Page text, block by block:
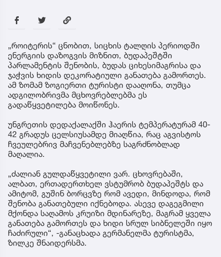
„როიტერის“ ცნობით, სიცხის ტალღის პერიოდში
ენერგიის დაზოგვის მიზნით, ბუდაპეშტში
პარლამენტის შენობის, ბუდას ციხესიმაგრისა და
ჯაჭვის ხიდის დეკორატიული განათება გამორთეს.
ამ ზომამ ზოგიერთი ტურისტი დააღონა, თუმცა
ადგილობრივმა მცხოვრებლებმა ეს
გადაწყვეტილება მოიწონეს.
უნგრეთის დედაქალაქში ჰაერის ტემპერატურამ 40-
42 გრადუს ცელსიუსამდე მიაღწია, რაც აგვისტოს
ჩვეულებრივ მაჩვენებლებზე საგრძნობლად
მაღალია.
„ძალიან გულდაწყვეტილი ვარ. ცხოვრებაში,
ალბათ, ერთადერთხელ ვსტუმრობ ბუდაპეშტს და
ამიტომ, გუშინ ბორცვზე რომ ავედი, მინდოდა, რომ
შენობა განათებული იქნებოდა. ასევე დაგეგმილი
მქონდა საღამოს კრუიზი მდინარეზე, მაგრამ ყველა
განათება გამორთეს და ხიდი სრულ სიბნელეში იყო
ჩაძირული“, -განაცხადა გერმანელმა ტურისტმა,
ზილკე შნაიდერსმა.